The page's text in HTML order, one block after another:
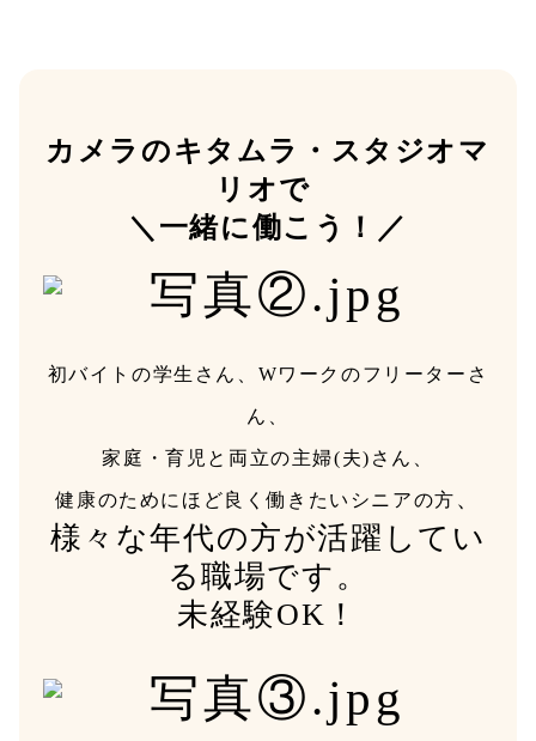
カメラのキタムラ・スタジオマ
リオで
＼一緒に働こう！／
初バイトの学生さん、Wワークのフリーターさ
ん、
家庭・育児と両立の主婦(夫)さん、
健康のためにほど良く働きたいシニアの方 、
様々な年代の方が活躍してい
る職場です。
未経験OK！